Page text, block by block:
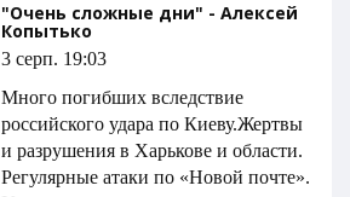
"Очень сложные дни" - Алексей
Копытько
3 серп. 19:03
Много погибших вследствие
российского удара по Киеву.Жертвы
и разрушения в Харькове и области.
Регулярные атаки по «Новой почте».